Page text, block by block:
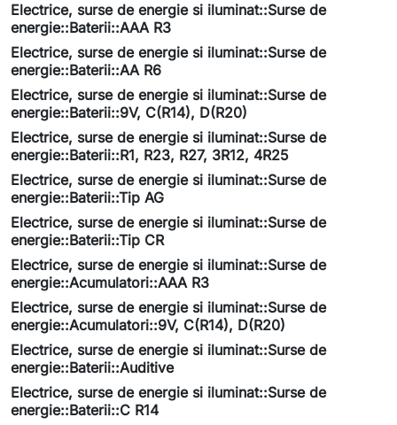
Electrice, surse de energie si iluminat::Surse de
energie::Baterii::AAA R3
Electrice, surse de energie si iluminat::Surse de
energie::Baterii::AA R6
Electrice, surse de energie si iluminat::Surse de
energie::Baterii::9V, C(R14), D(R20)
Electrice, surse de energie si iluminat::Surse de
energie::Baterii::R1, R23, R27, 3R12, 4R25
Electrice, surse de energie si iluminat::Surse de
energie::Baterii::Tip AG
Electrice, surse de energie si iluminat::Surse de
energie::Baterii::Tip CR
Electrice, surse de energie si iluminat::Surse de
energie::Acumulatori::AAA R3
Electrice, surse de energie si iluminat::Surse de
energie::Acumulatori::9V, C(R14), D(R20)
Electrice, surse de energie si iluminat::Surse de
energie::Baterii::Auditive
Electrice, surse de energie si iluminat::Surse de
energie::Baterii::C R14